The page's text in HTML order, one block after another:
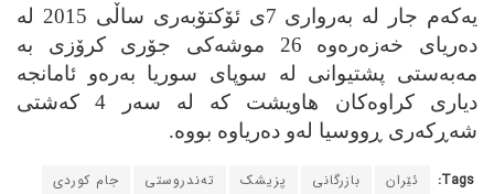
یه‌که‌م جار له‌ به‌رواری 7ی ئۆکتۆبه‌ری ساڵی 2015 له‌
ده‌ریای خه‌زه‌ره‌وه‌ 26 موشه‌کی جۆری کرۆزی به‌
مه‌به‌ستی پشتیوانی له‌ سوپای سوریا به‌ره‌و ئامانجه‌
دیاری کراوه‌کان هاویشت که‌ له‌ سه‌ر 4 که‌شتی
شه‌ڕکه‌ری ڕووسیا له‌و ده‌ریا‌وه‌ بووه‌.
Tags: ئێران بازرگانی پزیشک ته‌ندروستی
جام کوردی